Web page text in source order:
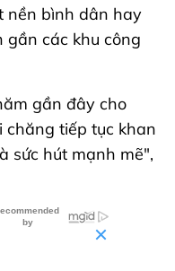
nền bình dân hay
các khu công
gần đây cho
tiếp tục khan
sức hút mạnh mẽ",